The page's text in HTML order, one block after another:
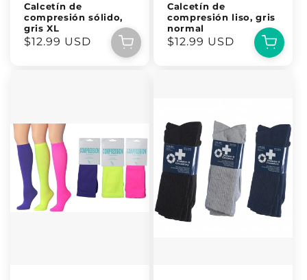
Calcetín de
compresión sólido,
gris XL
Precio
$12.99 USD
Calcetín de
compresión liso, gris
normal
Precio
$12.99 USD